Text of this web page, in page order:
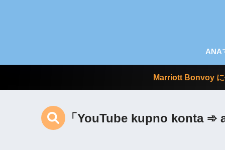
ANA
Marriott Bonvoy に
「YouTube kupno konta ➾